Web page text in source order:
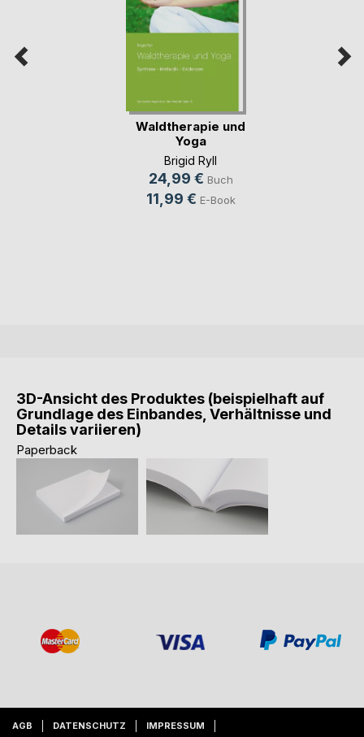
Waldtherapie und
Yoga
Brigid Ryll
24,99 € Buch
11,99 € E-Book
3D-Ansicht des Produktes (beispielhaft auf
Grundlage des Einbandes, Verhältnisse und
Details variieren)
Paperback
AGB DATENSCHUTZ IMPRESSUM